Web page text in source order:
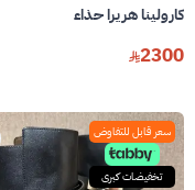
كارولينا هريرا حذاء
2300
سعر قابل للتفاوض
تخفيضات كبرى